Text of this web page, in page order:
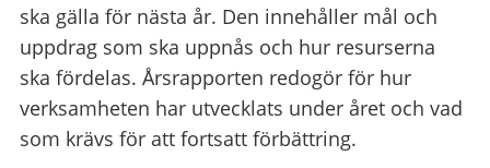
ska gälla för nästa år. Den innehåller mål och
uppdrag som ska uppnås och hur resurserna
ska fördelas. Årsrapporten redogör för hur
verksamheten har utvecklats under året och vad
som krävs för att fortsatt förbättring.